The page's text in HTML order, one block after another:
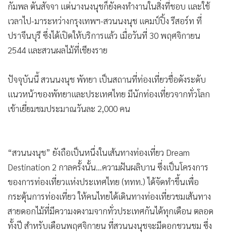
• กองทุนรวม
• Celeb Online
• Factcheck
• ญี่ปุ่น
News1
Gotomanager
กัมพล ตันสัจจา แต่นางนงนุชก็ยังคงทำงานในสิ่งที่ชอบ และใช้
เวลาไป-มาระหว่างกรุงเทพฯ-สวนนงนุช แคมป์ปิ้ง รีสอร์ท ที่
ปราจีนบุรี ซึ่งได้เปิดให้บริการแล้ว เมื่อวันที่ 30 พฤศจิกายน
2544 และสวนผลไม้ที่เชียงราย
ปัจจุบันนี้ สวนนงนุช พัทยา เป็นสถานที่ท่องเที่ยวชื่อดังระดับ
แนวหน้าของพัทยาและประเทศไทย มีนักท่องเที่ยวจากทั่วโลก
เข้าเยี่ยมชมประมาณวันละ 2,000 คน
“สวนนงนุช” ยังถือเป็นหนึ่งในเส้นทางท่องเที่ยว Dream
Destination 2 กาลครั้งนั้น...ความฝันผลิบาน ซึ่งเป็นโครงการ
ของการท่องเที่ยวแห่งประเทศไทย (ททท.) ได้จัดทำขึ้นเพื่อ
กระตุ้นการท่องเที่ยว ให้คนไทยได้เดินทางท่องเที่ยวชมเส้นทาง
สายดอกไม้ที่มีความงดงามจากทั่วประเทศกันได้ทุกเดือน ตลอด
ทั้งปี สำหรับเดือนพฤศจิกายน ที่สวนนงนุชจะมีดอกชวนชม ซึ่ง